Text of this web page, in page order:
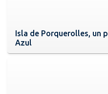
Isla de Porquerolles, un
Azul